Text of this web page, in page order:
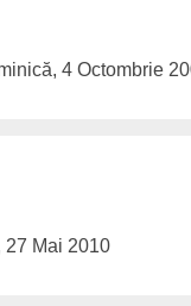
4 Octombrie
27 Mai 2010